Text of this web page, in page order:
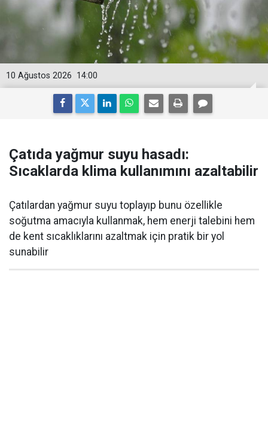
14:00
10 Ağustos 2026
Çatıda yağmur suyu hasadı:
Sıcaklarda klima kullanımını azaltabilir
Çatılardan yağmur suyu toplayıp bunu özellikle
soğutma amacıyla kullanmak, hem enerji talebini hem
de kent sıcaklıklarını azaltmak için pratik bir yol
sunabilir